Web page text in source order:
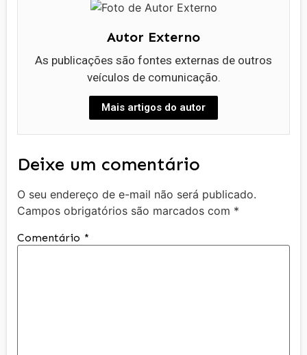
Autor Externo
As publicações são fontes externas de outros
veículos de comunicação.
Mais artigos do autor
Deixe um comentário
O seu endereço de e-mail não será publicado.
Campos obrigatórios são marcados com *
Comentário *